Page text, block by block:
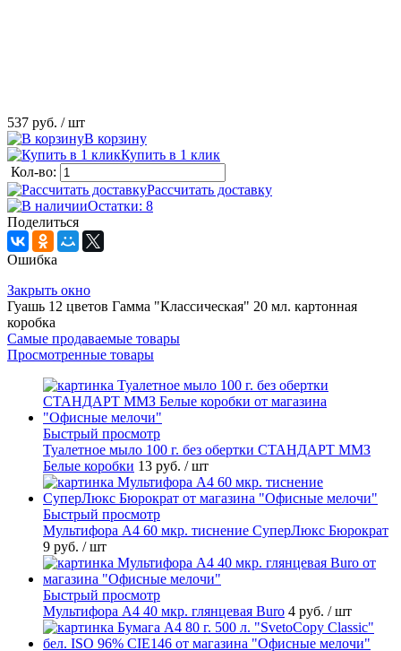
537 руб. / шт
В корзину
Купить в 1 клик
Кол-во:
Рассчитать доставку
Остатки: 8
Поделиться
Ошибка
Закрыть окно
Гуашь 12 цветов Гамма "Классическая" 20 мл. картонная
коробка
Самые продаваемые товары
Просмотренные товары
Быстрый просмотр
Туалетное мыло 100 г. без обертки СТАНДАРТ ММЗ
Белые коробки 13 руб. / шт
Быстрый просмотр
Мультифора А4 60 мкр. тиснение СуперЛюкс Бюрократ
9 руб. / шт
Быстрый просмотр
Мультифора А4 40 мкр. глянцевая Buro 4 руб. / шт